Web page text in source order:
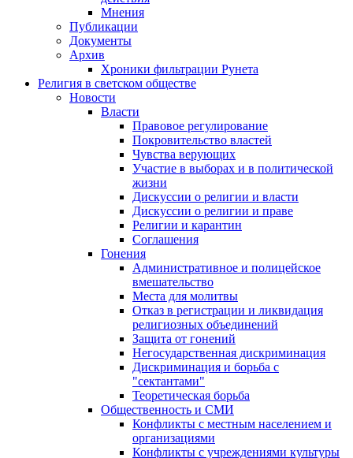
Мнения
Публикации
Документы
Архив
Хроники фильтрации Рунета
Религия в светском обществе
Новости
Власти
Правовое регулирование
Покровительство властей
Чувства верующих
Участие в выборах и в политической
жизни
Дискуссии о религии и власти
Дискуссии о религии и праве
Религии и карантин
Соглашения
Гонения
Административное и полицейское
вмешательство
Места для молитвы
Отказ в регистрации и ликвидация
религиозных объединений
Защита от гонений
Негосударственная дискриминация
Дискриминация и борьба с
"сектантами"
Теоретическая борьба
Общественность и СМИ
Конфликты с местным населением и
организациями
Конфликты с учреждениями культуры